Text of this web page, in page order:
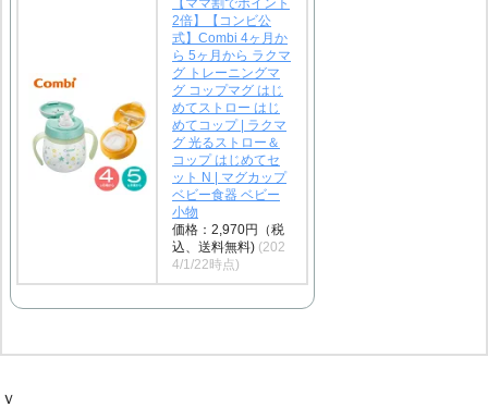
【ママ割でポイント
2倍】【コンビ公
式】Combi 4ヶ月か
ら 5ヶ月から ラクマ
グ トレーニングマ
グ コップマグ はじ
めてストロー はじ
めてコップ | ラクマ
グ 光るストロー＆
コップ はじめてセ
ット N | マグカップ
ベビー食器 ベビー
小物
価格：2,970円（税
込、送料無料) (202
4/1/22時点)
ｖ